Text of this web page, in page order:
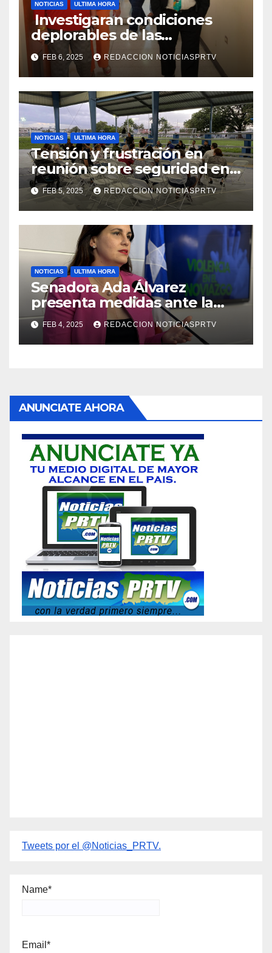
NOTICIAS ULTIMA HORA
Investigaran condiciones
deplorables de las
facilidades el Departamento
de la Salud en Mayagüez
FEB 6, 2025 REDACCION NOTICIASPRTV
NOTICIAS ULTIMA HORA
Tensión y frustración en
reunión sobre seguridad en
Reparto Metropolitano
FEB 5, 2025 REDACCION NOTICIASPRTV
NOTICIAS ULTIMA HORA
Senadora Ada Álvarez
presenta medidas ante la
violencia en el noviazgo
FEB 4, 2025 REDACCION NOTICIASPRTV
ANUNCIATE AHORA
Tweets por el @Noticias_PRTV.
Name*
Email*